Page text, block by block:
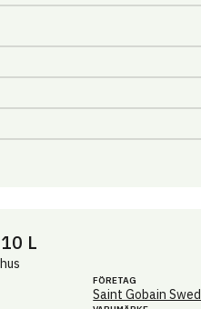
L
FÖRETAG
Saint Gobain